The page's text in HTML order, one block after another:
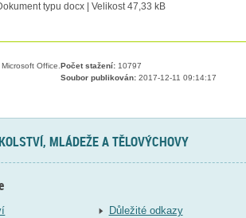
typu docx | Velikost 47,33 kB
Office. Počet stažení: 10797
Soubor publikován: 2017-12-11 09:14:17
MLÁDEŽE A TĚLOVÝCHOVY
Důležité odkazy